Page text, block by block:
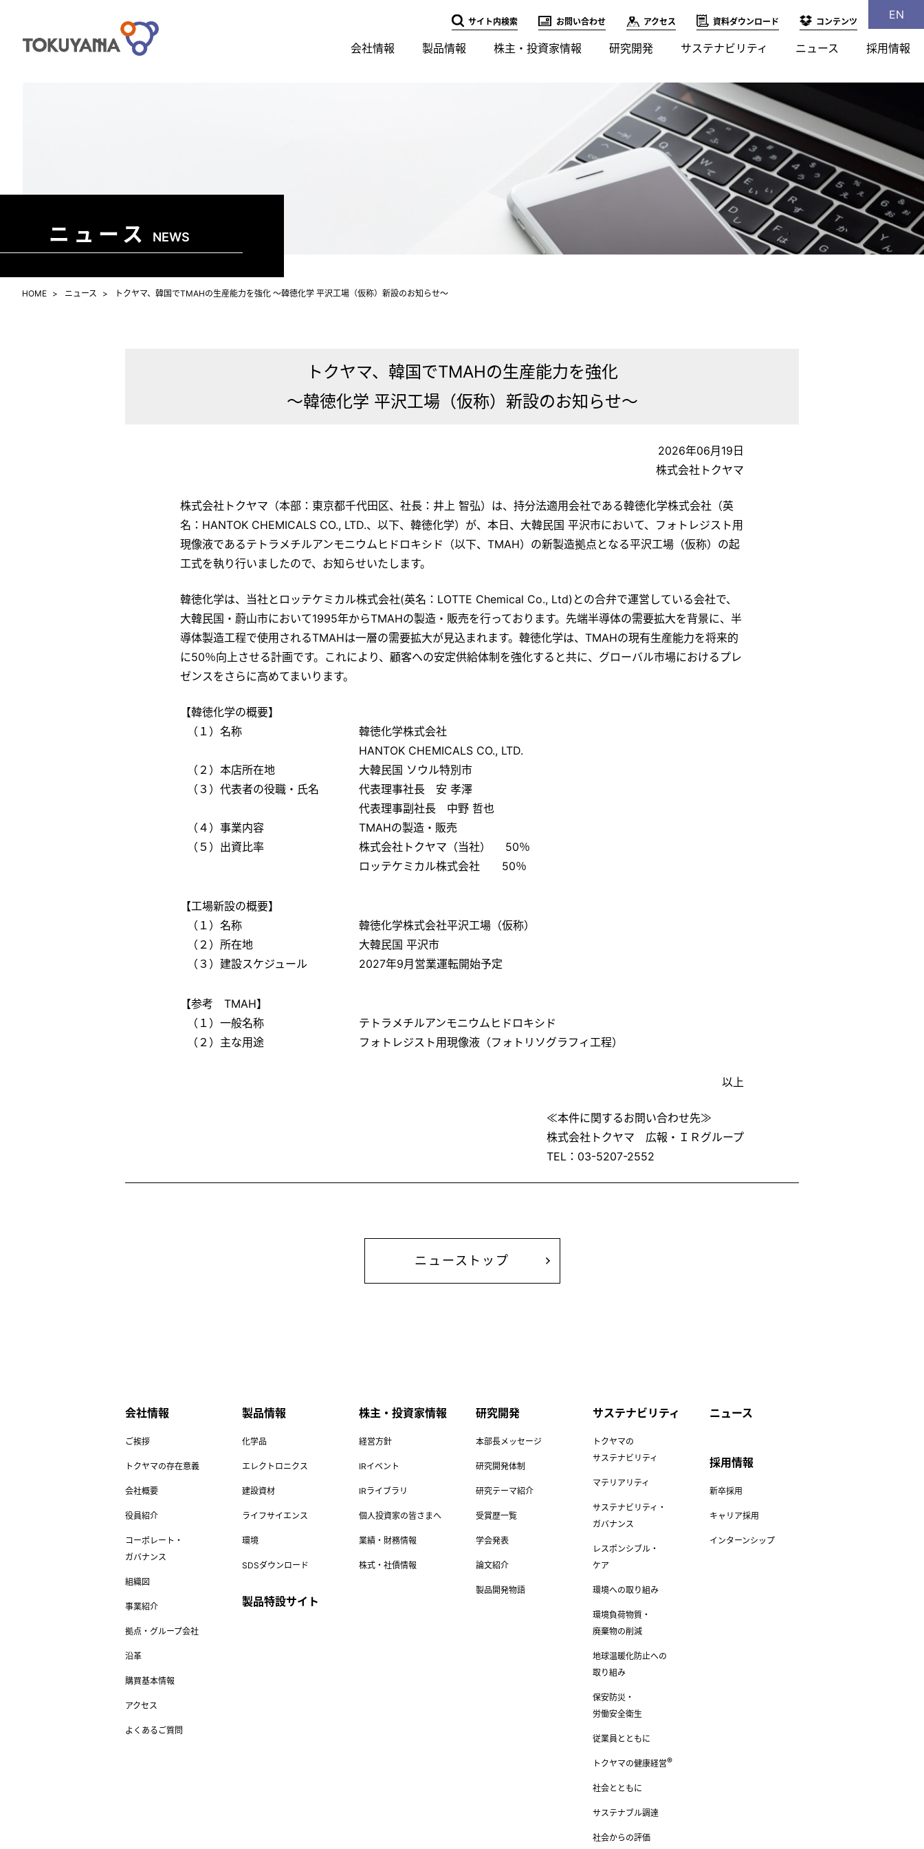
EN
会社情報 製品情報 株主・投資家情報 研究開発 サステナビリティ ニュース 採用情報
サイト内検索 お問い合わせ アクセス 資料ダウンロード コンテンツ
ニュース NEWS
HOME ニュース トクヤマ、韓国でTMAHの生産能力を強化 ～韓徳化学 平沢工場（仮称）新設のお知らせ～
トクヤマ、韓国でTMAHの生産能力を強化
～韓徳化学 平沢工場（仮称）新設のお知らせ～
2026年06月19日
株式会社トクヤマ
株式会社トクヤマ（本部：東京都千代田区、社長：井上 智弘）は、持分法適用会社である韓徳化学株式会社（英
名：HANTOK CHEMICALS CO., LTD.、以下、韓徳化学）が、本日、大韓民国 平沢市において、フォトレジスト用
現像液であるテトラメチルアンモニウムヒドロキシド（以下、TMAH）の新製造拠点となる平沢工場（仮称）の起
工式を執り行いましたので、お知らせいたします。
韓徳化学は、当社とロッテケミカル株式会社(英名：LOTTE Chemical Co., Ltd)との合弁で運営している会社で、
大韓民国・蔚山市において1995年からTMAHの製造・販売を行っております。先端半導体の需要拡大を背景に、半
導体製造工程で使用されるTMAHは一層の需要拡大が見込まれます。韓徳化学は、TMAHの現有生産能力を将来的
に50％向上させる計画です。これにより、顧客への安定供給体制を強化すると共に、グローバル市場におけるプレ
ゼンスをさらに高めてまいります。
【韓徳化学の概要】
（１）名称
韓徳化学株式会社
HANTOK CHEMICALS CO., LTD.
（２）本店所在地
大韓民国 ソウル特別市
（３）代表者の役職・氏名
代表理事社長 安 孝澤
代表理事副社長 中野 哲也
（４）事業内容
TMAHの製造・販売
（５）出資比率
株式会社トクヤマ（当社） 50％
ロッテケミカル株式会社 50％
【工場新設の概要】
（１）名称
韓徳化学株式会社平沢工場（仮称）
（２）所在地
大韓民国 平沢市
（３）建設スケジュール
2027年9月営業運転開始予定
【参考 TMAH】
（１）一般名称
テトラメチルアンモニウムヒドロキシド
（２）主な用途
フォトレジスト用現像液（フォトリソグラフィ工程）
以上
≪本件に関するお問い合わせ先≫
株式会社トクヤマ 広報・ＩＲグループ
TEL：03-5207-2552
ニューストップ
会社情報
ご挨拶
トクヤマの存在意義
会社概要
役員紹介
コーポレート・
ガバナンス
組織図
事業紹介
拠点・グループ会社
沿革
購買基本情報
アクセス
よくあるご質問
製品情報
化学品
エレクトロニクス
建設資材
ライフサイエンス
環境
SDSダウンロード
製品特設サイト
株主・投資家情報
経営方針
IRイベント
IRライブラリ
個人投資家の皆さまへ
業績・財務情報
株式・社債情報
研究開発
本部長メッセージ
研究開発体制
研究テーマ紹介
受賞歴一覧
学会発表
論文紹介
製品開発物語
サステナビリティ
トクヤマの
サステナビリティ
マテリアリティ
サステナビリティ・
ガバナンス
レスポンシブル・
ケア
環境への取り組み
環境負荷物質・
廃棄物の削減
地球温暖化防止への
取り組み
保安防災・
労働安全衛生
従業員とともに
トクヤマの健康経営®
社会とともに
サステナブル調達
社会からの評価
ニュース
採用情報
新卒採用
キャリア採用
インターンシップ